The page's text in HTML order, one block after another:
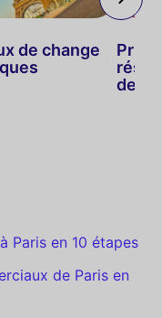
de change
de
Paris en 10 étapes
de Paris en